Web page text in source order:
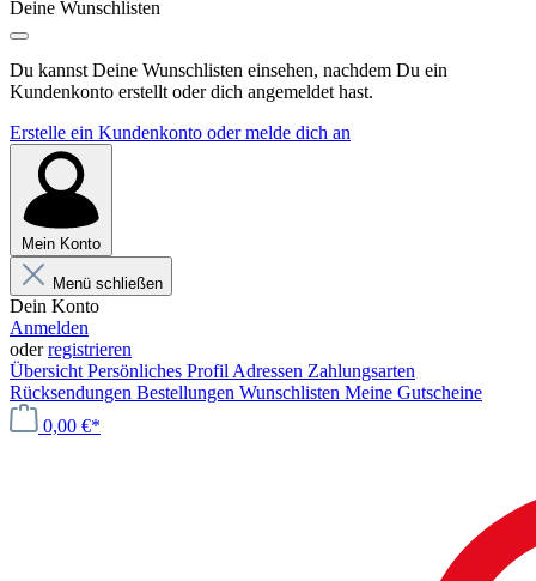
Deine Wunschlisten
Du kannst Deine Wunschlisten einsehen, nachdem Du ein
Kundenkonto erstellt oder dich angemeldet hast.
Erstelle ein Kundenkonto oder melde dich an
Mein Konto
Menü schließen
Dein Konto
Anmelden
oderregistrieren
Übersicht Persönliches Profil Adressen Zahlungsarten
Rücksendungen Bestellungen Wunschlisten Meine Gutscheine
0,00 €*